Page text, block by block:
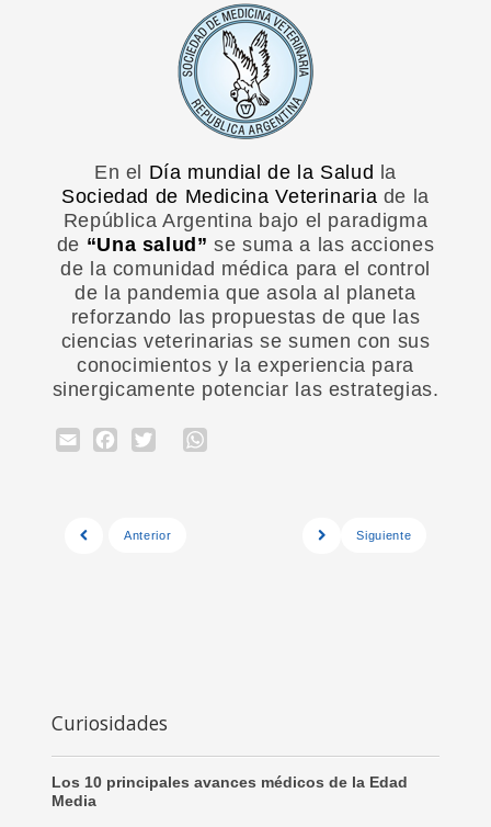
En el Día mundial de la Salud la
Sociedad de Medicina Veterinaria de la
República Argentina bajo el paradigma
de “Una salud” se suma a las acciones
de la comunidad médica para el control
de la pandemia que asola al planeta
reforzando las propuestas de que las
ciencias veterinarias se sumen con sus
conocimientos y la experiencia para
sinergicamente potenciar las estrategias.
EmailFacebook
Twitter
Anterior Siguiente
Curiosidades
Los 10 principales avances médicos de la Edad
Media